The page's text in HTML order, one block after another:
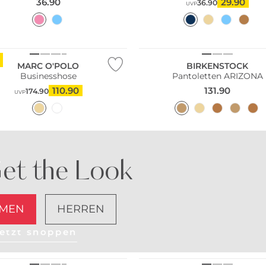
UVP36.90
MARC O'POLO
Businesshose
UVP174.90 110.90
BIRKENSTOCK
Pantoletten ARIZONA
131.90
the Look
HERREN
shoppen